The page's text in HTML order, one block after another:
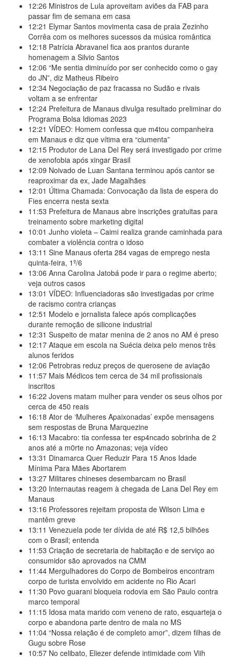
12:26 Ministros de Lula aproveitam aviões da FAB para
passar fim de semana em casa
12:21 Elymar Santos movimenta casa de praia Zezinho
Corrêa com os melhores sucessos da música romântica
12:18 Patrícia Abravanel fica aos prantos durante
homenagem a Silvio Santos
12:06 “Me sentia diminuído por ser conhecido como o gay
do JN”, diz Matheus Ribeiro
12:34 Negociação de paz fracassa no Sudão e rivais
voltam a se enfrentar
12:24 Prefeitura de Manaus divulga resultado preliminar do
Programa Bolsa Idiomas 2023
12:21 VÍDEO: Homem confessa que m4tou companheira
em Manaus e diz que vítima era “ciumenta”
12:15 Produtor de Lana Del Rey será investigado por crime
de xenofobia após xingar Brasil
12:09 Noivado de Luan Santana terminou após cantor se
reaproximar da ex, Jade Magalhães
12:01 Última Chamada: Convocação da lista de espera do
Fies encerra nesta sexta
11:53 Prefeitura de Manaus abre inscrições gratuitas para
treinamento sobre marketing digital
10:01 Junho violeta – Caimi realiza grande caminhada para
combater a violência contra o idoso
13:11 Sine Manaus oferta 284 vagas de emprego nesta
quinta-feira, 1º/6
13:06 Anna Carolina Jatobá pode ir para o regime aberto;
veja outros casos
13:01 VÍDEO: Influenciadoras são investigadas por crime
de racismo contra crianças
12:51 Modelo e jornalista falece após complicações
durante remoção de silicone industrial
12:31 Suspeito de matar menina de 2 anos no AM é preso
12:17 Ataque em escola na Suécia deixa pelo menos três
alunos feridos
12:06 Petrobras reduz preços de querosene de aviação
11:57 Mais Médicos tem cerca de 34 mil profissionais
inscritos
16:22 Jovens matam mulher para vender os seus olhos por
cerca de 450 reais
16:18 Ator de ‘Mulheres Apaixonadas’ expõe mensagens
sem respostas de Bruna Marquezine
16:13 Macabro: tia confessa ter esp4ncado sobrinha de 2
anos até a m0rte no Amazonas; veja vídeo
13:31 Dinamarca Quer Reduzir Para 15 Anos Idade
Mínima Para Mães Abortarem
13:27 Militares chineses desembarcam no Brasil
13:20 Internautas reagem à chegada de Lana Del Rey em
Manaus
13:16 Professores rejeitam proposta de Wilson Lima e
mantêm greve
13:11 Venezuela pode ter dívida de até R$ 12,5 bilhões
com o Brasil; entenda
11:53 Criação de secretaria de habitação e de serviço ao
consumidor são aprovados na CMM
11:44 Mergulhadores do Corpo de Bombeiros encontram
corpo de turista envolvido em acidente no Rio Acari
11:30 Povo guarani bloqueia rodovia em São Paulo contra
marco temporal
11:15 Idosa mata marido com veneno de rato, esquarteja o
corpo e abandona parte dentro de mala no MS
11:04 “Nossa relação é de completo amor”, dizem filhas de
Gugu sobre Rose
10:57 No celibato, Eliezer defende intimidade com Viih